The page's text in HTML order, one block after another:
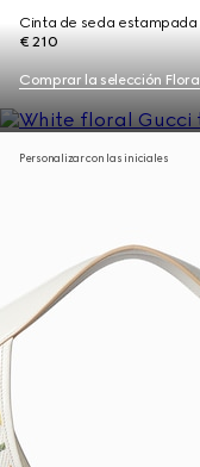
Cinta de seda estampada
€ 210
Comprar la selección Flora
Personalizar con las iniciales